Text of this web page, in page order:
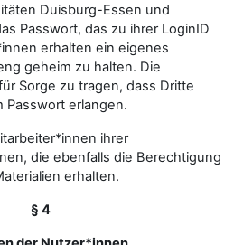
Duisburg-Essen und
Passwort, das zu ihrer LoginID
erhalten ein eigenes
geheim zu halten. Die
Sorge zu tragen, dass Dritte
Passwort erlangen.
ihrer
die ebenfalls die Berechtigung
erhalten.
§ 4